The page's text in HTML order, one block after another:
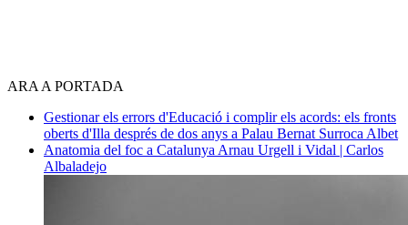
ARA A PORTADA
Gestionar els errors d'Educació i complir els acords: els fronts
oberts d'Illa després de dos anys a Palau Bernat Surroca Albet
Anatomia del foc a Catalunya Arnau Urgell i Vidal | Carlos
Albaladejo